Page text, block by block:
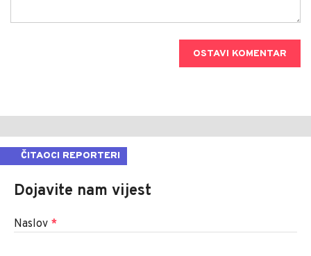
OSTAVI KOMENTAR
ČITAOCI REPORTERI
Dojavite nam vijest
Naslov *